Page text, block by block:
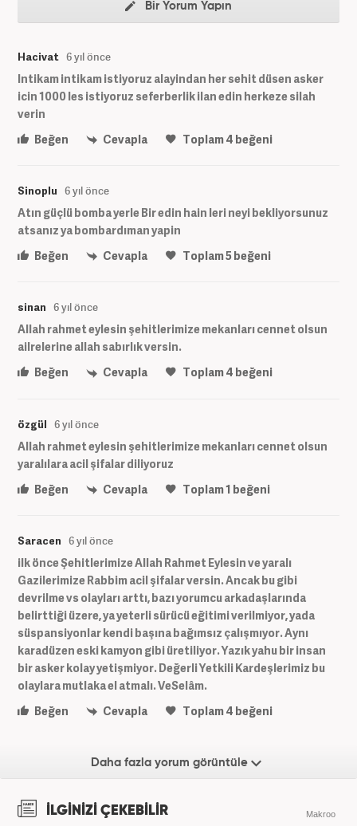
Bir Yorum Yapın
Hacivat 6 yıl önce
Intikam intikam istiyoruz alayindan her sehit düsen asker
icin 1000 les istiyoruz seferberlik ilan edin herkeze silah
verin
Beğen
Cevapla Toplam4 beğeni
Sinoplu 6 yıl önce
Atın güçlü bomba yerle Bir edin hain leri neyi bekliyorsunuz
atsanız ya bombardıman yapin
Beğen
Cevapla Toplam5beğeni
sinan 6 yıl önce
Allah rahmet eylesin şehitlerimize mekanları cennet olsun
ailrelerine allah sabırlık versin.
Beğen
Cevapla Toplam4 beğeni
özgül 6 yıl önce
Allah rahmet eylesin şehitlerimize mekanları cennet olsun
yaralılara acil şifalar diliyoruz
Beğen
Cevapla Toplam1 beğeni
Saracen 6 yıl önce
ilk önce Şehitlerimize Allah Rahmet Eylesin ve yaralı
Gazilerimize Rabbim acil şifalar versin. Ancak bu gibi
devrilme vs olayları arttı, bazı yorumcu arkadaşlarında
belirttiği üzere, ya yeterli sürücü eğitimi verilmiyor, yada
süspansiyonlar kendi başına bağımsız çalışmıyor. Aynı
karadüzen eski kamyon gibi üretiliyor. Yazık yahu bir insan
bir asker kolay yetişmiyor. Değerli Yetkili Kardeşlerimiz bu
olaylara mutlaka el atmalı. VeSelâm.
Beğen
Cevapla Toplam4 beğeni
Daha fazla yorum görüntüle
İLGİNİZİ ÇEKEBİLİR Makroo